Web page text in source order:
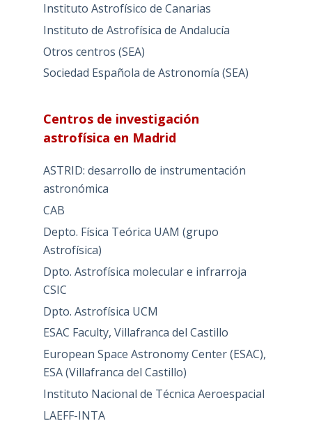
Instituto Astrofísico de Canarias
Instituto de Astrofísica de Andalucía
Otros centros (SEA)
Sociedad Española de Astronomía (SEA)
Centros de investigación
astrofísica en Madrid
ASTRID: desarrollo de instrumentación
astronómica
CAB
Depto. Física Teórica UAM (grupo
Astrofísica)
Dpto. Astrofísica molecular e infrarroja
CSIC
Dpto. Astrofísica UCM
ESAC Faculty, Villafranca del Castillo
European Space Astronomy Center (ESAC),
ESA (Villafranca del Castillo)
Instituto Nacional de Técnica Aeroespacial
LAEFF-INTA